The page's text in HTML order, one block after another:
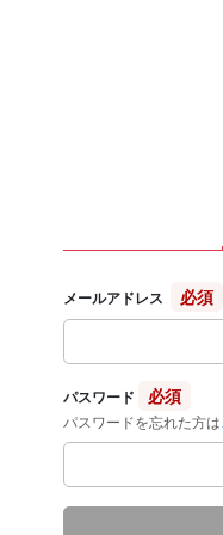
メールアドレス 必須
パスワード 必須
パスワードを忘れた方は